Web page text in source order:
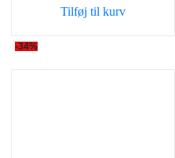
129,00 kr..
Tilføj til kurv
-34%